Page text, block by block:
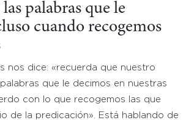
palabras que le
cuando recogemos
nos dice: «recuerda que nuestro
que le decimos en nuestras
con lo que recogemos las que
de la predicación». Está hablando de